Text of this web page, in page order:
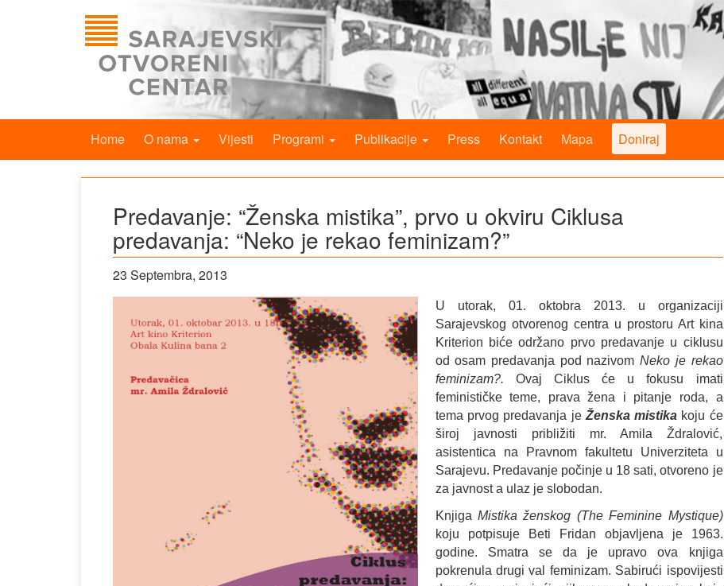
Home O nama Vijesti Programi Publikacije Press Kontakt Mapa Doniraj
Predavanje: “Ženska mistika”, prvo u okviru Ciklusa
predavanja: “Neko je rekao feminizam?”
23 Septembra, 2013
U utorak, 01. oktobra 2013. u organizaciji
Sarajevskog otvorenog centra u prostoru Art kina
Kriterion biće održano prvo predavanje u ciklusu
od osam predavanja pod nazivomNeko je rekao
feminizam?. Ovaj Ciklus će u fokusu imati
feminističke teme, prava žena i pitanje roda, a
tema prvog predavanja je Ženska mistika koju će
široj javnosti približiti mr. Amila Ždralović,
asistentica na Pravnom fakultetu Univerziteta u
Sarajevu. Predavanje počinje u 18 sati, otvoreno je
za javnost a ulaz je slobodan.
KnjigaMistika ženskog (The Feminine Mystique)
koju potpisuje Beti Fridan objavljena je 1963.
godine. Smatra se da je upravo ova knjiga
pokrenula drugi val feminizam. Sabirući ispovijesti